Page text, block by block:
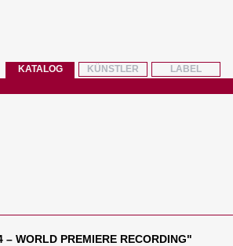
KATALOG KÜNSTLER
LABEL
WORLD PREMIERE RECORDING"